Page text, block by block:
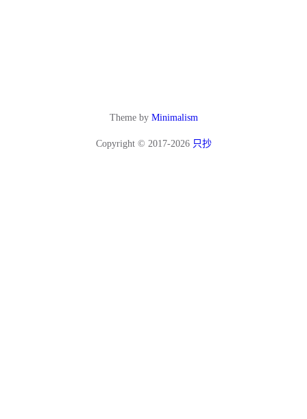
Theme by Minimalism
Copyright © 2017-2026 只抄